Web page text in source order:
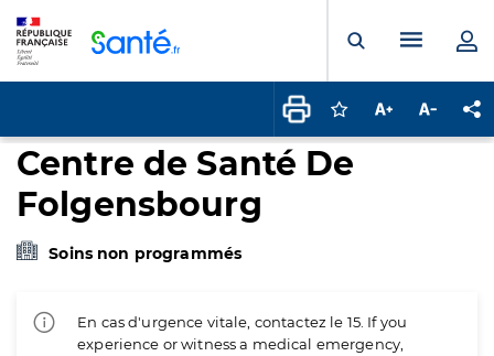
Ouvrir laMenu
Connectez-vous
Augmenter la
Centre de Santé De
Folgensbourg
Soins non programmés
En cas d'urgence vitale, contactez le 15. If you
experience or witness a medical emergency,